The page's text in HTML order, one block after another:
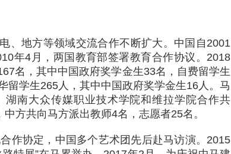
、地方等领域交流合作不断扩大。中国自2001
年4月，两国教育部签署教育合作协议。2018
名，其中中国政府奖学金生33名，自费留学生
学生265人，其中中国政府奖学金生16人。马
南大众传媒职业技术学院和维拉学院合作共
方共向马方派出教师4名，志愿者25名。
作协定，中国多个艺术团先后赴马访演。2015